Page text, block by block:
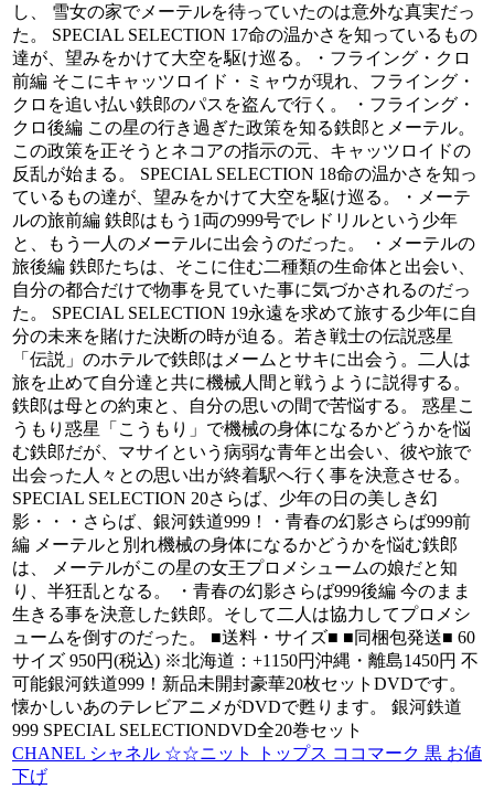
し、 雪女の家でメーテルを待っていたのは意外な真実だっ
た。 SPECIAL SELECTION 17命の温かさを知っているもの
達が、望みをかけて大空を駆け巡る。・フライング・クロ
前編 そこにキャッツロイド・ミャウが現れ、フライング・
クロを追い払い鉄郎のパスを盗んで行く。 ・フライング・
クロ後編 この星の行き過ぎた政策を知る鉄郎とメーテル。
この政策を正そうとネコアの指示の元、キャッツロイドの
反乱が始まる。 SPECIAL SELECTION 18命の温かさを知っ
ているもの達が、望みをかけて大空を駆け巡る。・メーテ
ルの旅前編 鉄郎はもう1両の999号でレドリルという少年
と、もう一人のメーテルに出会うのだった。 ・メーテルの
旅後編 鉄郎たちは、そこに住む二種類の生命体と出会い、
自分の都合だけで物事を見ていた事に気づかされるのだっ
た。 SPECIAL SELECTION 19永遠を求めて旅する少年に自
分の未来を賭けた決断の時が迫る。若き戦士の伝説惑星
「伝説」のホテルで鉄郎はメームとサキに出会う。二人は
旅を止めて自分達と共に機械人間と戦うように説得する。
鉄郎は母との約束と、自分の思いの間で苦悩する。 惑星こ
うもり惑星「こうもり」で機械の身体になるかどうかを悩
む鉄郎だが、マサイという病弱な青年と出会い、彼や旅で
出会った人々との思い出が終着駅へ行く事を決意させる。
SPECIAL SELECTION 20さらば、少年の日の美しき幻
影・・・さらば、銀河鉄道999！・青春の幻影さらば999前
編 メーテルと別れ機械の身体になるかどうかを悩む鉄郎
は、 メーテルがこの星の女王プロメシュームの娘だと知
り、半狂乱となる。 ・青春の幻影さらば999後編 今のまま
生きる事を決意した鉄郎。そして二人は協力してプロメシ
ュームを倒すのだった。 ■送料・サイズ■ ■同梱包発送■ 60
サイズ 950円(税込) ※北海道：+1150円沖縄・離島1450円 不
可能銀河鉄道999！新品未開封豪華20枚セットDVDです。
懐かしいあのテレビアニメがDVDで甦ります。 銀河鉄道
999 SPECIAL SELECTIONDVD全20巻セット
CHANEL シャネル ☆☆ニット トップス ココマーク 黒 お値
下げ